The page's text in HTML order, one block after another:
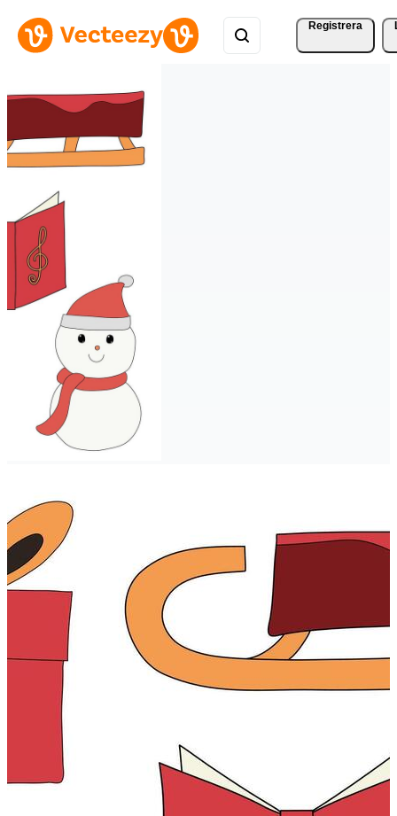
Registrera